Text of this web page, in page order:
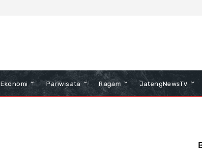
Ekonomi Pariwisata Ragam JatengNewsTV